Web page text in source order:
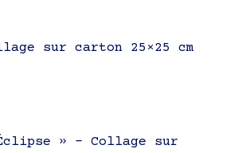
sur carton 25×25 cm
» – Collage sur